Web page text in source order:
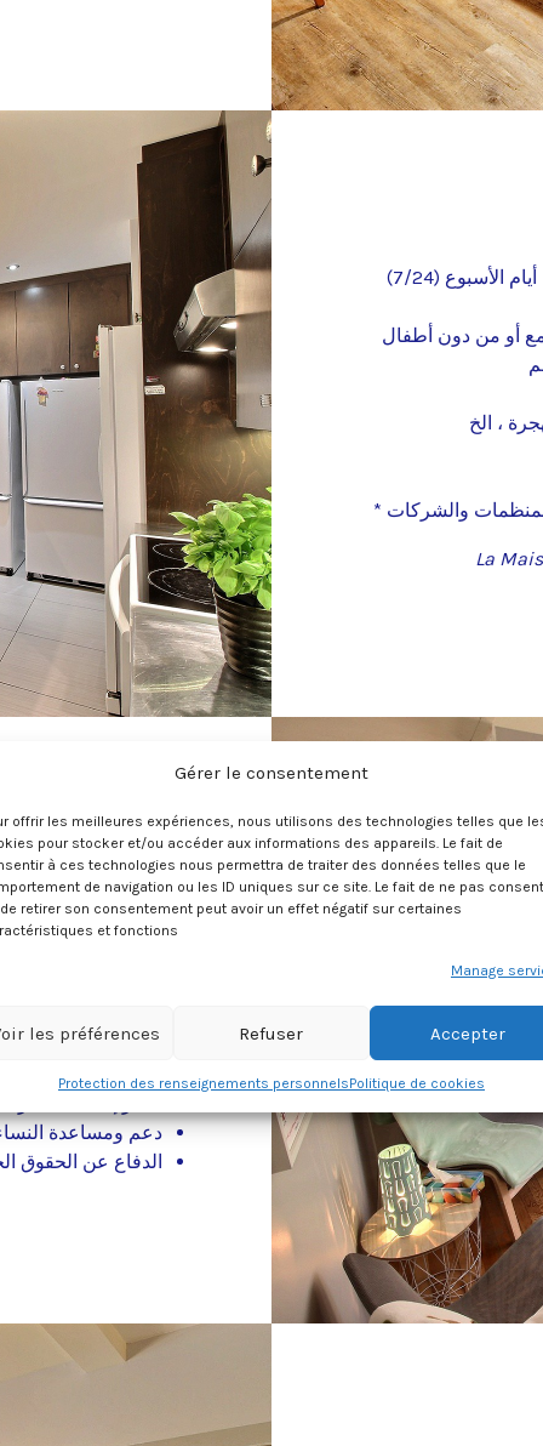
Gérer le consentement
offrir les meilleures expériences, nous utilisons des technologies telles que
pour stocker et/ou accéder aux informations des appareils. Le fait de
à ces technologies nous permettra de traiter des données telles que le
de navigation ou les ID uniques sur ce site. Le fait de ne pas
retirer son consentement peut avoir un effet négatif sur certaines
et fonctions.
Manage
Accepter
Refuser
les préférences
Politique de cookies
Protection des renseignements personnels
(7/24)
أو من دون أطفال
، الخ
والشركات *
نهجنا
إننا نؤكد في La Maison des femmes على النهج النسوي الذي يتضمن :
احترام الاختلافات
ووتيرة كل منها
دعم ومساعدة
الدفاع عن الحقوق